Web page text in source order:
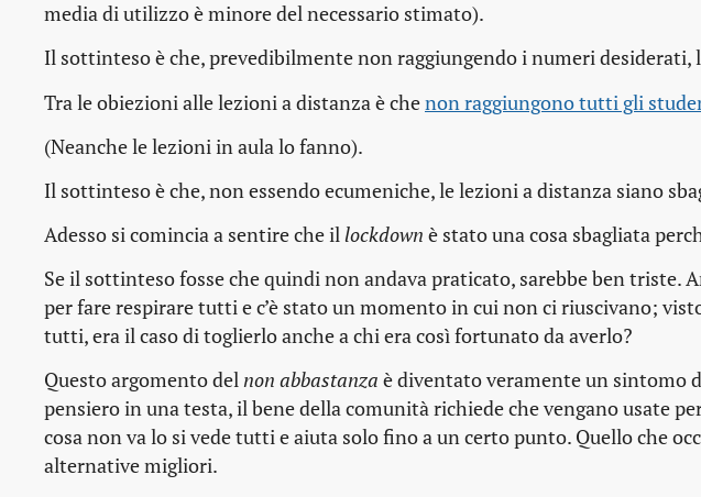
media di utilizzo è minore del necessario stimato).
Il sottinteso è che, prevedibilmente non raggiungendo i numeri desiderati,
Tra le obiezioni alle lezioni a distanza è chenon raggiungono tutti gli
(Neanche le lezioni in aula lo fanno).
Il sottinteso è che, non essendo ecumeniche, le lezioni a distanza siano
Adesso si comincia a sentire che illockdown è stato una cosa sbagliata
Se il sottinteso fosse che quindi non andava praticato, sarebbe ben triste.
per fare respirare tutti e c’è stato un momento in cui non ci riuscivano;
tutti, era il caso di toglierlo anche a chi era così fortunato da averlo?
Questo argomento delnon abbastanza è diventato veramente un sintomo
pensiero in una testa, il bene della comunità richiede che vengano usate
cosa non va lo si vede tutti e aiuta solo fino a un certo punto. Quello che
alternative migliori.